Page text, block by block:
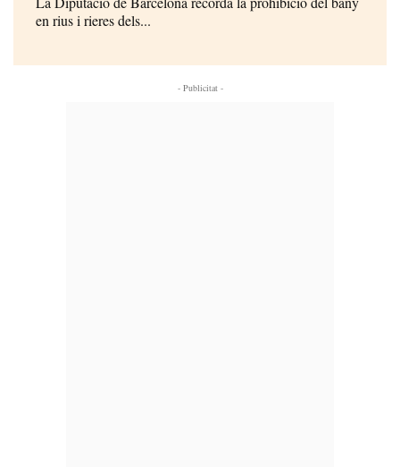
en rius i rieres dels...
- Publicitat -